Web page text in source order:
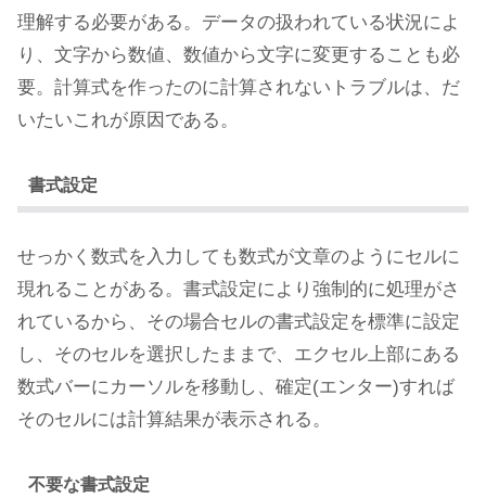
理解する必要がある。データの扱われている状況によ
り、文字から数値、数値から文字に変更することも必
要。計算式を作ったのに計算されないトラブルは、だ
いたいこれが原因である。
書式設定
せっかく数式を入力しても数式が文章のようにセルに
現れることがある。書式設定により強制的に処理がさ
れているから、その場合セルの書式設定を標準に設定
し、そのセルを選択したままで、エクセル上部にある
数式バーにカーソルを移動し、確定(エンター)すれば
そのセルには計算結果が表示される。
不要な書式設定